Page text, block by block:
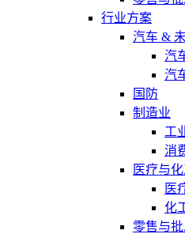
行业方案
汽车 &
汽
汽
国防
制造业
工
消
医疗与
医
化
零售与批